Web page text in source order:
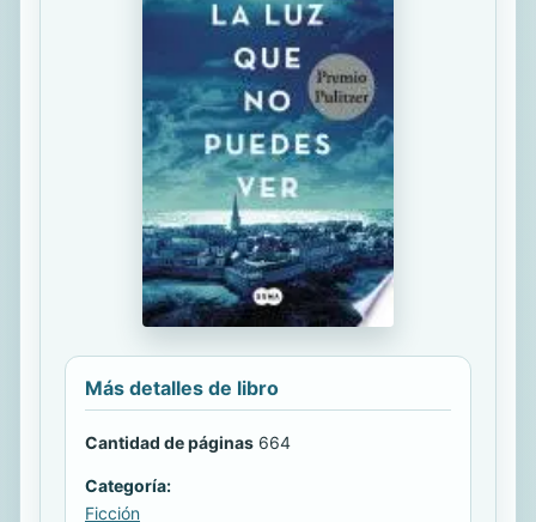
Más detalles de libro
Cantidad de páginas 664
Categoría:
Ficción